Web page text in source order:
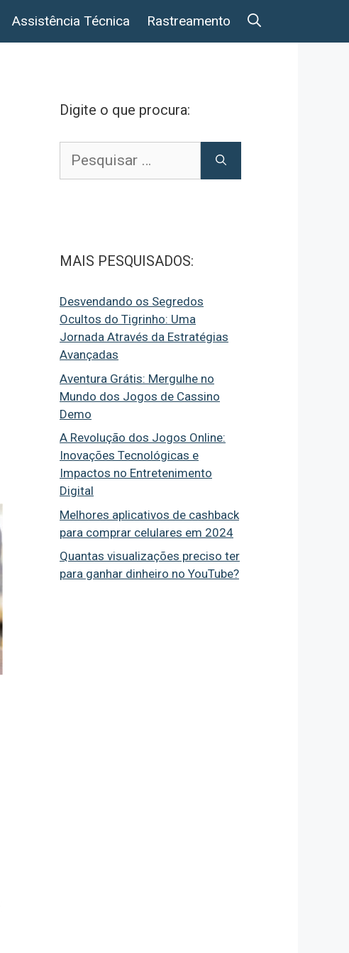
Assistência Técnica Rastreamento
Digite o que procura:
por:
MAIS PESQUISADOS:
Desvendando os Segredos
Ocultos do Tigrinho: Uma
Jornada Através da Estratégias
Avançadas
Aventura Grátis: Mergulhe no
Mundo dos Jogos de Cassino
Demo
A Revolução dos Jogos Online:
Inovações Tecnológicas e
Impactos no Entretenimento
Digital
Melhores aplicativos de cashback
para comprar celulares em 2024
Quantas visualizações preciso ter
para ganhar dinheiro no YouTube?